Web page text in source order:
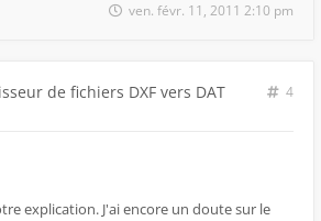
ven. févr. 11, 2011 2:10 pm
de fichiers DXF vers DAT
4
explication. J'ai encore un doute sur le